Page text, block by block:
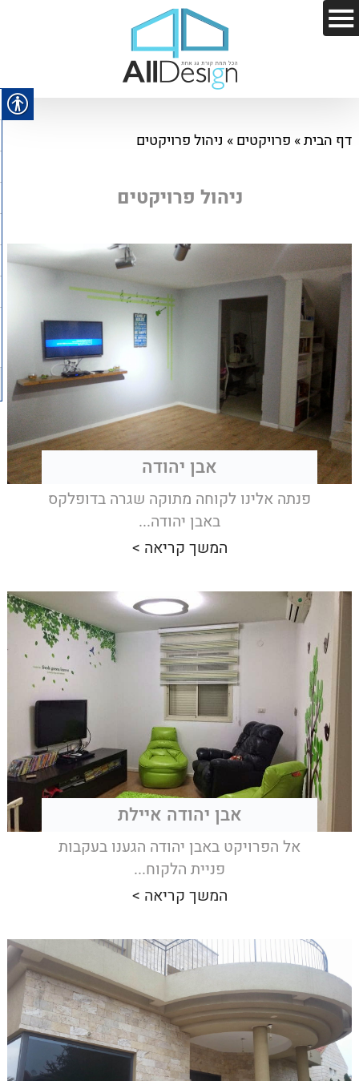
דף הבית» פרויקטים» ניהול פרויקטים
ניהול פרויקטים
אבן יהודה
פנתה אלינו לקוחה מתוקה שגרה בדופלקס
באבן יהודה...
המשך קריאה >
אבן יהודה איילת
אל הפרויקט באבן יהודה הגענו בעקבות
פניית הלקוח...
המשך קריאה >